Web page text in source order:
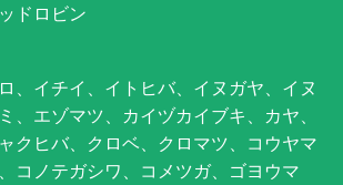
ドロビン
、イチイ、イトヒバ、イヌガヤ、イヌ
、エゾマツ、カイヅカイブキ、カヤ、
クヒバ、クロベ、クロマツ、コウヤマ
コノテガシワ、コメツガ、ゴヨウマ